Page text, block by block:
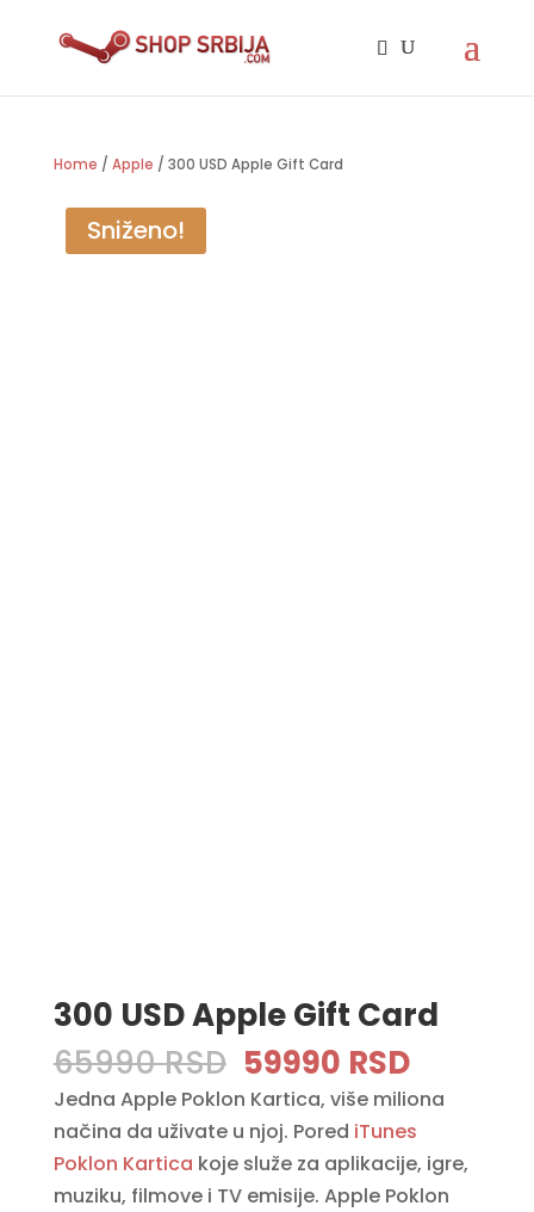
Home / Apple / 300 USD Apple Gift Card
Sniženo!
300 USD Apple Gift Card
65990RSD Original
price
was:
65990 RSD.
59990 RSDCurrent
price
is:
59990
Jedna Apple Poklon Kartica, više miliona
načina da uživate u njoj. Pored iTunes
Poklon Kartica koje služe za aplikacije, igre,
muziku, filmove i TV emisije. Apple Poklon